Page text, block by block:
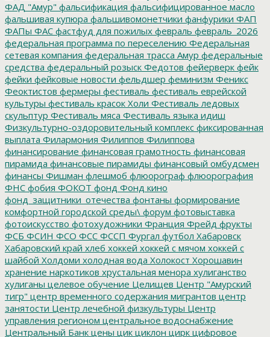
ФАД "Амур" фальсификация фальсифицированное масло
фальшивая купюра фальшивомонетчики фанфурики ФАП
ФАПы ФАС фастфуд для пожилых февраль февраль_2026
федеральная программа по переселению Федеральная
сетевая компания федеральная трасса Амур федеральные
средства федеральный розыск Федотов фейерверк фейк
фейки фейковые новости фельдшер феминизм Феникс
Феоктистов фермеры фестиваль фестиваль еврейской
культуры фестиваль красок Холи Фестиваль ледовых
скульптур Фестиваль мяса Фестиваль языка идиш
Физкультурно-оздоровительный комплекс фиксированная
выплата Филармония Филиппов Филиппова
финансирование финансовая грамотность финансовая
пирамида финансовые пирамиды финансовый омбудсмен
финансы Фишман флешмоб флюорограф флюорография
ФНС фобия ФОКОТ фонд Фонд кино
фонд_защитники_отечества фонтаны формирование
комфортной городской среды\ форум фотовыставка
фотоискусство фотохудожники Франция Фрейд фрукты
ФСБ ФСИН ФСО ФСС ФССП Фургал футбол Хабаровск
Хабаровский край хлеб хоккей хоккей с мячом хоккей с
шайбой Холдоми холодная вода Холокост Хорошавин
хранение наркотиков хрустальная менора хулиганство
хулиганы целевое обучение Целищев Центр "Амурский
тигр" центр временного содержания мигрантов центр
занятости Центр лечебной физкультуры Центр
управления регионом центральное водоснабжение
Центральный Банк цены цик циклон цирк цифровое